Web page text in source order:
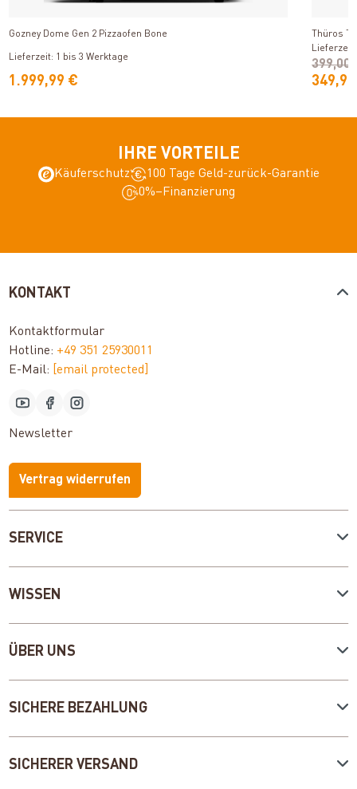
Produkt ansehen
Gozney Dome Gen 2 Pizzaofen Bone
Lieferzeit: 1 bis 3 Werktage
1.999,99 €
Thüros
399,00
IHRE VORTEILE
Käuferschutz
100 Tage Geld-zurück-Garantie
0%–Finanzierung
SERVICE
WISSEN
ÜBER UNS
KONTAKT
Kontaktformular
Hotline: +49 351 25930011
E-Mail: [email protected]
Newsletter
Vertrag widerrufen
SICHERE BEZAHLUNG
SICHERER VERSAND